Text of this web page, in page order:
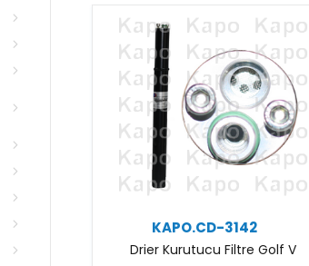
KAPO.CD-3142
Drier Kurutucu Filtre Golf V